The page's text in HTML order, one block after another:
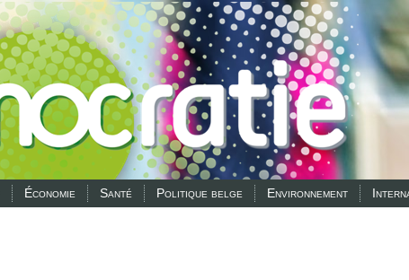
Économie Santé Politique belge Environnement